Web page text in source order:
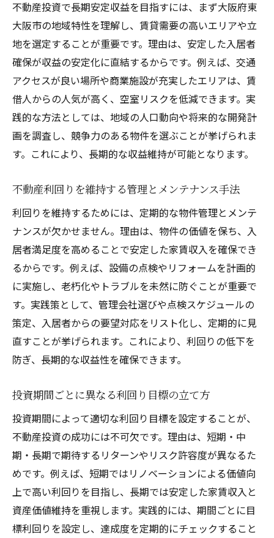
不動産投資で長期安定収益を目指すには、まず大阪府東
大阪市の地域特性を理解し、賃貸需要の高いエリアや立
地を選定することが重要です。理由は、安定した入居者
確保が収益の安定化に直結するからです。例えば、交通
アクセスが良い場所や商業施設が充実したエリアは、賃
借人からの人気が高く、空室リスクを低減できます。実
践的な方法としては、地域の人口動向や将来的な開発計
画を調査し、競争力のある物件を選ぶことが挙げられま
す。これにより、長期的な収益維持が可能となります。
不動産利回りを維持する管理とメンテナンス手法
利回りを維持するためには、定期的な物件管理とメンテ
ナンスが欠かせません。理由は、物件の価値を保ち、入
居者満足度を高めることで安定した家賃収入を確保でき
るからです。例えば、設備の点検やリフォームを計画的
に実施し、老朽化やトラブルを未然に防ぐことが重要で
す。実践策として、管理会社選びや点検スケジュールの
策定、入居者からの要望対応をリスト化し、定期的に見
直すことが挙げられます。これにより、利回りの低下を
防ぎ、長期的な収益性を確保できます。
投資期間ごとに異なる利回り目標の立て方
投資期間によって適切な利回り目標を設定することが、
不動産投資の成功には不可欠です。理由は、短期・中
期・長期で期待するリターンやリスク許容度が異なるた
めです。例えば、短期ではリノベーションによる価値向
上で高い利回りを目指し、長期では安定した家賃収入と
資産価値維持を重視します。実践的には、期間ごとに目
標利回りを設定し、達成度を定期的にチェックすること